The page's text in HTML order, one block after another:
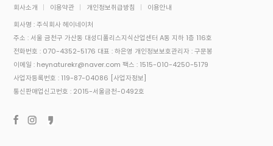
회사소개 이용약관 개인정보취급방침
이용안내
회사명 : 주식회사 헤이네이처
주소 : 서울 금천구 가산동 대성디폴리스지식산업센터 A동 지하 1층 116호
전화번호 : 070-4352-5176 대표 : 하은영 개인정보보호관리자 : 구문봉
이메일 : heynaturekr@naver.com 팩스 : 1515-010-4250-5179
사업자등록번호 : 119-87-04086 [사업자정보]
통신판매업신고번호 : 2015-서울금천-0492호